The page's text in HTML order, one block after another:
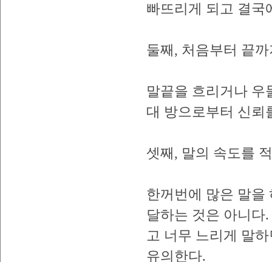
빠뜨리게 되고 결국
둘째, 처음부터 끝
말끝을 흐리거나 우
대 방으로부터 신뢰
셋째, 말의 속도를
한꺼번에 많은 말을
달하는 것은 아니다
고 너무 느리게 말
유의한다.